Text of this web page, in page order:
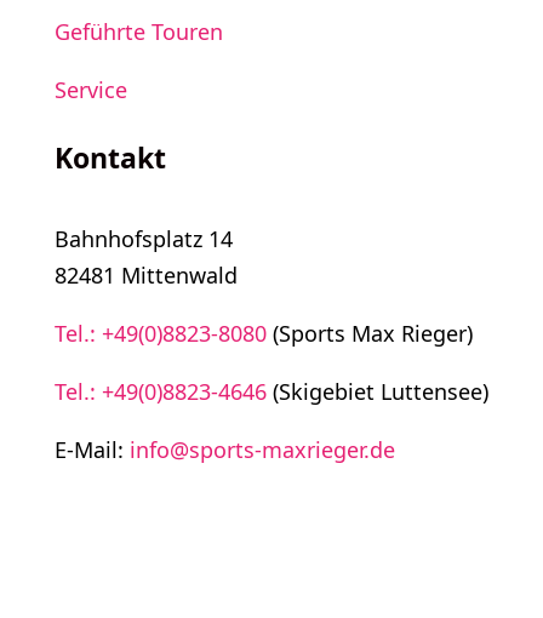
Geführte Touren
Service
Kontakt
Bahnhofsplatz 14
82481 Mittenwald
Tel.: +49(0)8823-8080(Sports Max Rieger)
Tel.: +49(0)8823-4646(Skigebiet Luttensee)
E-Mail: info@sports-maxrieger.de